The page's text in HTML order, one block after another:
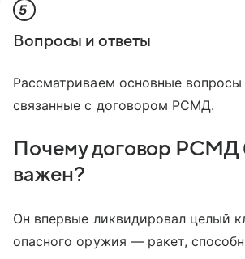
5
Вопросы и ответы
Рассматриваем основные вопросы
связанные с договором РСМД.
Почему договор РСМД
важен?
Он впервые ликвидировал целый
опасного оружия — ракет,